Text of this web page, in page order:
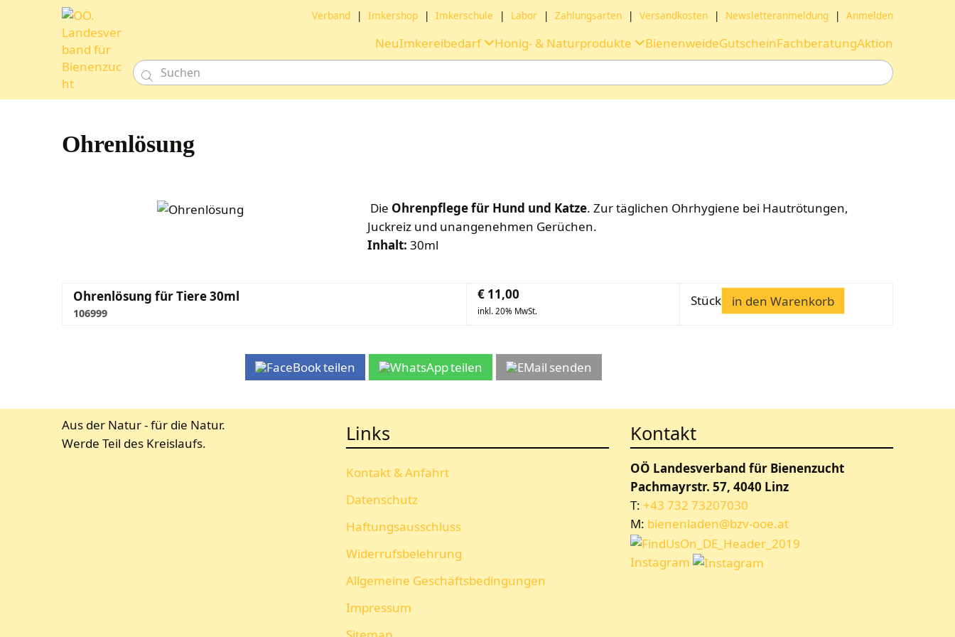
Verband | Imkershop | Imkerschule | Labor | Zahlungsarten | Versandkosten | Newsletteranmeldung | Anmelden
NeuImkereibedarf Honig- & Naturprodukte BienenweideGutscheinFachberatungAktion

Ohrenlösung
Die Ohrenpflege für Hund und Katze. Zur täglichen Ohrhygiene bei Hautrötungen,
Juckreiz und unangenehmen Gerüchen.
Inhalt: 30ml
Ohrenlösung für Tiere 30ml
106999
€ 11,00
inkl. 20% MwSt.
Stück in den Warenkorb
teilen teilen senden
Aus der Natur - für die Natur.
Werde Teil des Kreislaufs.
Links
Kontakt & Anfahrt
Datenschutz
Haftungsausschluss
Widerrufsbelehrung
Allgemeine Geschäftsbedingungen
Impressum
Kontakt
OÖ Landesverband für Bienenzucht
Pachmayrstr. 57, 4040 Linz
T: +43 732 73207030
M: bienenladen@bzv-ooe.at
Instagram